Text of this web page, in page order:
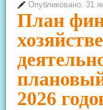
Опубликовано: 31
План
2026